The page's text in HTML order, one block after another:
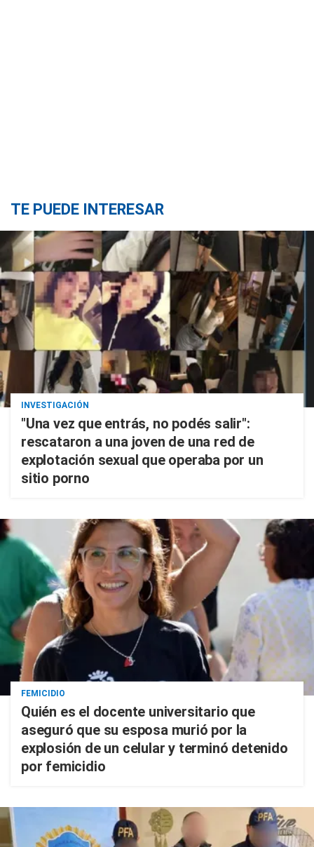
TE PUEDE INTERESAR
INVESTIGACIÓN
"Una vez que entrás, no podés salir":
rescataron a una joven de una red de
explotación sexual que operaba por un
sitio porno
FEMICIDIO
Quién es el docente universitario que
aseguró que su esposa murió por la
explosión de un celular y terminó detenido
por femicidio